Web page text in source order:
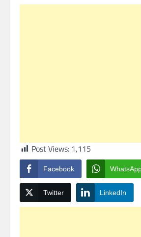
Post Views: 1,115
Facebook
Twitter LinkedIn